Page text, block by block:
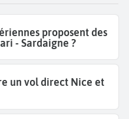
proposent des
- Sardaigne ?
un vol direct Nice et